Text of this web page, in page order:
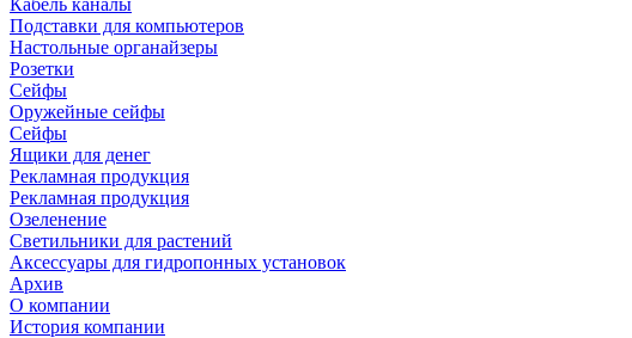
Кабель каналы
Подставки для компьютеров
Настольные органайзеры
Розетки
Сейфы
Оружейные сейфы
Сейфы
Ящики для денег
Рекламная продукция
Рекламная продукция
Озеленение
Светильники для растений
Аксессуары для гидропонных установок
Архив
О компании
История компании